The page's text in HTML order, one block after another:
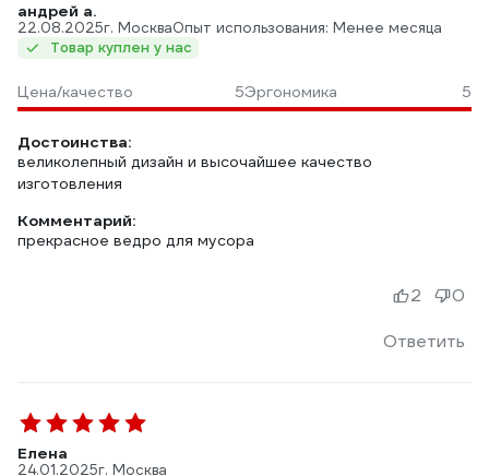
андрей а.
22.08.2025г. МоскваОпыт использования: Менее месяца
Товар куплен у нас
Цена/качество 5Эргономика 5
Достоинства:
великолепный дизайн и высочайшее качество
изготовления
Комментарий:
прекрасное ведро для мусора
Ответить
2 0
Елена
24.01.2025г. Москва